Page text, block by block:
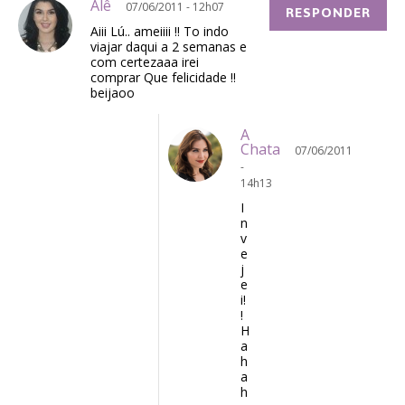
Alê 07/06/2011 - 12h07
Aiii Lú.. ameiiii !! To indo
viajar daqui a 2 semanas e
com certezaaa irei
comprar Que felicidade !!
beijaoo
RESPONDER
A
Chata
07/06/2011
-
14h13
I
n
v
e
j
e
i!
!
H
a
h
a
h